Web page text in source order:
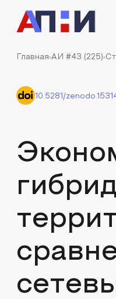
Главная АИ #43 (225)
10.5281/